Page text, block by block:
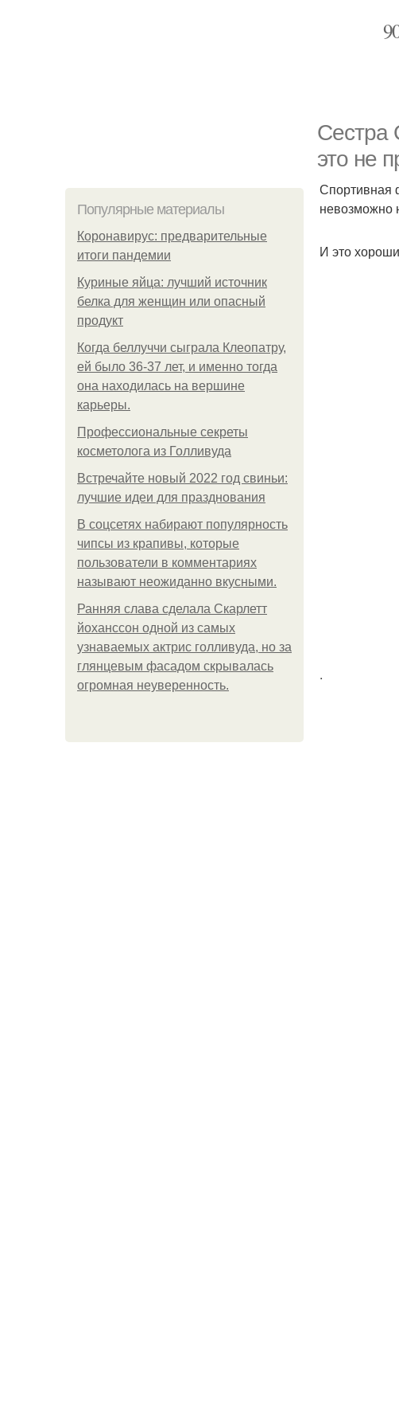
Сестра
это не
Популярные материалы
Коронавирус: предварительные
итоги пандемии
Куриные яйца: лучший источник
белка для женщин или опасный
продукт
Когда беллуччи сыграла Клеопатру,
ей было 36-37 лет, и именно тогда
она находилась на вершине
карьеры.
Профессиональные секреты
косметолога из Голливуда
Встречайте новый 2022 год свиньи:
лучшие идеи для празднования
В соцсетях набирают популярность
чипсы из крапивы, которые
пользователи в комментариях
называют неожиданно вкусными.
Ранняя слава сделала Скарлетт
йоханссон одной из самых
узнаваемых актрис голливуда, но за
глянцевым фасадом скрывалась
огромная неуверенность.
Спортивная
невозможно
И это
.